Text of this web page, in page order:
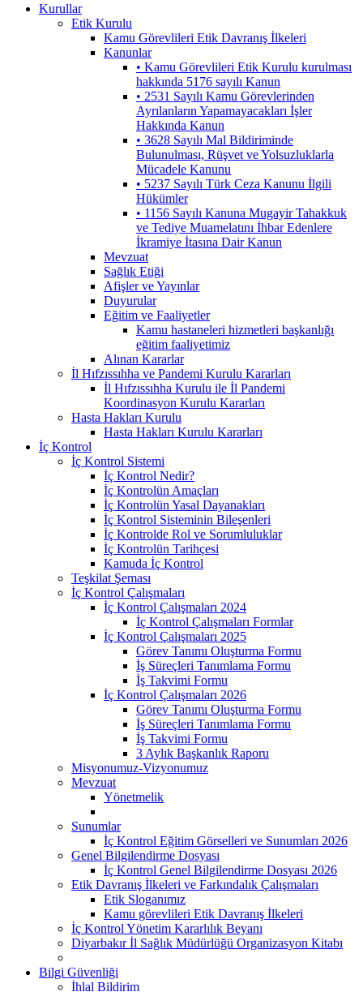
Kurullar
Etik Kurulu
Kamu Görevlileri Etik Davranış İlkeleri
Kanunlar
• Kamu Görevlileri Etik Kurulu kurulması
hakkında 5176 sayılı Kanun
• 2531 Sayılı Kamu Görevlerinden
Ayrılanların Yapamayacakları İşler
Hakkında Kanun
• 3628 Sayılı Mal Bildiriminde
Bulunulması, Rüşvet ve Yolsuzluklarla
Mücadele Kanunu
• 5237 Sayılı Türk Ceza Kanunu İlgili
Hükümler
• 1156 Sayılı Kanuna Mugayir Tahakkuk
ve Tediye Muamelatını İhbar Edenlere
İkramiye İtasına Dair Kanun
Mevzuat
Sağlık Etiği
Afişler ve Yayınlar
Duyurular
Eğitim ve Faaliyetler
Kamu hastaneleri hizmetleri başkanlığı
eğitim faaliyetimiz
Alınan Kararlar
İl Hıfzıssıhha ve Pandemi Kurulu Kararları
İl Hıfzıssıhha Kurulu ile İl Pandemi
Koordinasyon Kurulu Kararları
Hasta Hakları Kurulu
Hasta Hakları Kurulu Kararları
İç Kontrol
İç Kontrol Sistemi
İç Kontrol Nedir?
İç Kontrolün Amaçları
İç Kontrolün Yasal Dayanakları
İç Kontrol Sisteminin Bileşenleri
İç Kontrolde Rol ve Sorumluluklar
İç Kontrolün Tarihçesi
Kamuda İç Kontrol
Teşkilat Şeması
İç Kontrol Çalışmaları
İç Kontrol Çalışmaları 2024
İç Kontrol Çalışmaları Formlar
İç Kontrol Çalışmaları 2025
Görev Tanımı Oluşturma Formu
İş Süreçleri Tanımlama Formu
İş Takvimi Formu
İç Kontrol Çalışmaları 2026
Görev Tanımı Oluşturma Formu
İş Süreçleri Tanımlama Formu
İş Takvimi Formu
3 Aylık Başkanlık Raporu
Misyonumuz-Vizyonumuz
Mevzuat
Yönetmelik
Sunumlar
İç Kontrol Eğitim Görselleri ve Sunumları 2026
Genel Bilgilendirme Dosyası
İç Kontrol Genel Bilgilendirme Dosyası 2026
Etik Davranış İlkeleri ve Farkındalık Çalışmaları
Etik Sloganımız
Kamu görevlileri Etik Davranış İlkeleri
İç Kontrol Yönetim Kararlılık Beyanı
Diyarbakır İl Sağlık Müdürlüğü Organizasyon Kitabı
Bilgi Güvenliği
İhlal Bildirim